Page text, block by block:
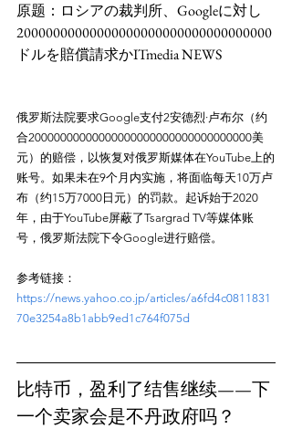
原题：ロシアの裁判所、Googleに対し
20000000000000000000000000000000000
俄罗斯法院要求Google支付2安德烈·卢布尔（约
合20000000000000000000000000000000000美
元）的赔偿，以恢复对俄罗斯媒体在YouTube上的
账号。如果未在9个月内实施，将面临每天10万卢
布（约15万7000日元）的罚款。起诉始于2020
年，由于YouTube屏蔽了Tsargrad TV等媒体账
参考链接：
https://news.yahoo.co.jp/articles/a6fd4c0811831
70e3254a8b1abb9ed1c764f075d
比特币，盈利了结售继续——下
一个卖家会是不丹政府吗？